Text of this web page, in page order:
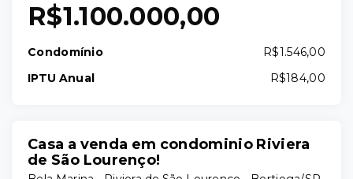
R$1.100.000,00
Condomínio
R$1.546,00
IPTU Anual
R$184,00
Casa a venda em condominio Riviera
de São Lourenço!